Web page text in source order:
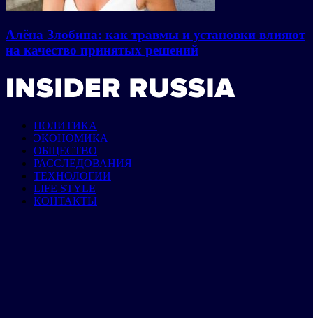
Алёна Злобина: как травмы и установки влияют
на качество принятых решений
ПОЛИТИКА
ЭКОНОМИКА
ОБЩЕСТВО
РАССЛЕДОВАНИЯ
ТЕХНОЛОГИИ
LIFE STYLE
КОНТАКТЫ